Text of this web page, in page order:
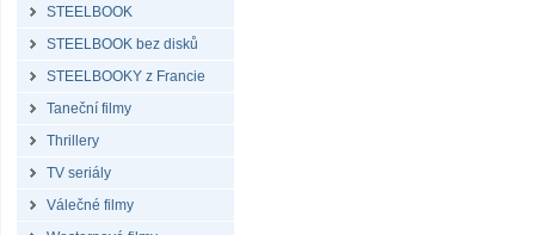
STEELBOOK
STEELBOOK bez disků
STEELBOOKY z Francie
Taneční filmy
Thrillery
TV seriály
Válečné filmy